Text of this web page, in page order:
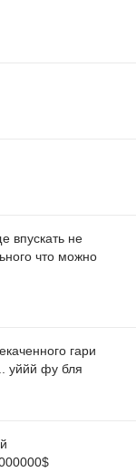
впускать не
что можно
гари
уййй фу бля